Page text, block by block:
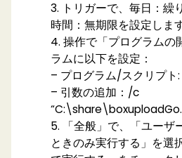
3. トリガーで、毎日：繰
時間：無期限を設定します
4. 操作で「プログラムの
ラムに以下を設定：
– プログラム/スクリプト
– 引数の追加：/c
5. 「全般」で、「ユーザ
ときのみ実行する」を選